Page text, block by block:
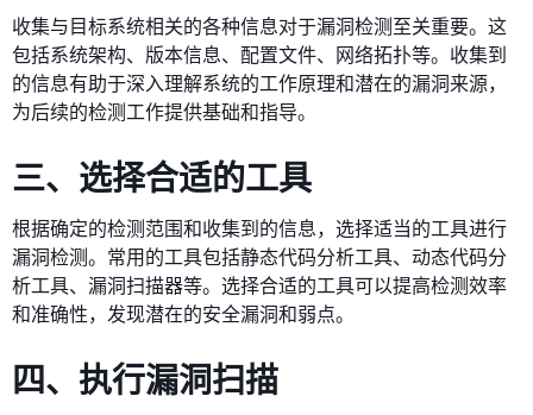
收集与目标系统相关的各种信息对于漏洞检测至关重要。这
包括系统架构、版本信息、配置文件、网络拓扑等。收集到
的信息有助于深入理解系统的工作原理和潜在的漏洞来源，
为后续的检测工作提供基础和指导。
三、选择合适的工具
根据确定的检测范围和收集到的信息，选择适当的工具进行
漏洞检测。常用的工具包括静态代码分析工具、动态代码分
析工具、漏洞扫描器等。选择合适的工具可以提高检测效率
和准确性，发现潜在的安全漏洞和弱点。
四、执行漏洞扫描